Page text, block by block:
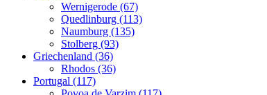
Wernigerode (67)
Quedlinburg (113)
Naumburg (135)
Stolberg (93)
Griechenland (36)
Rhodos (36)
Portugal (117)